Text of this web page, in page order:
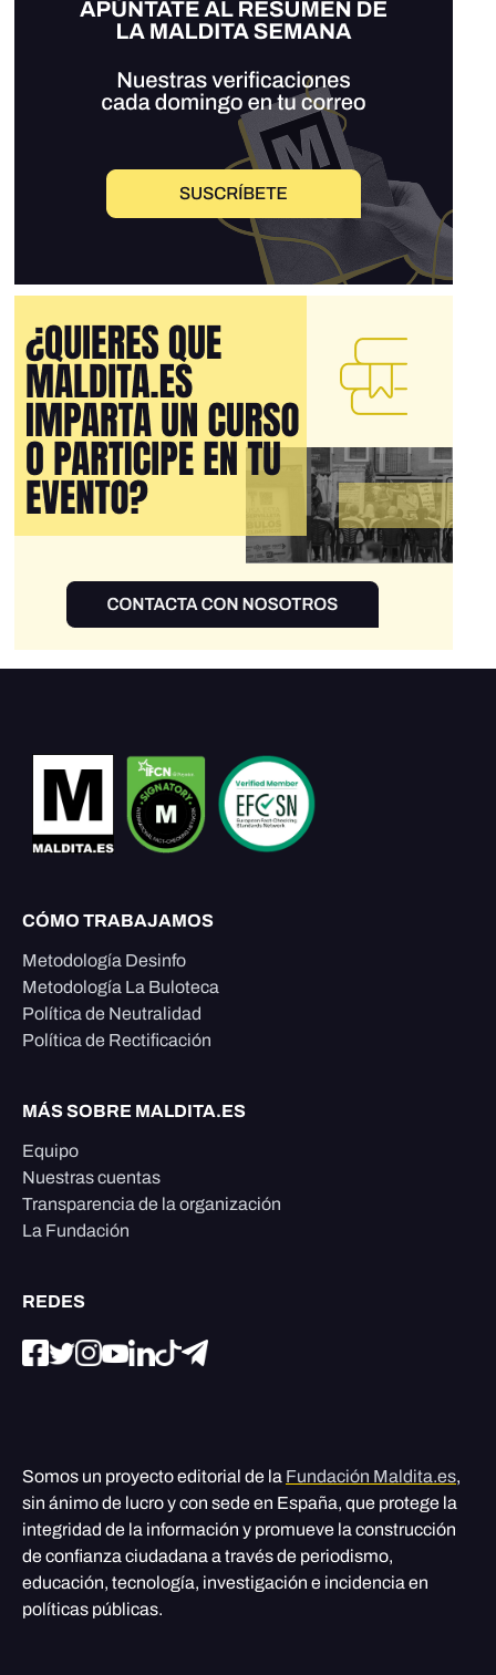
CÓMO TRABAJAMOS
Metodología Desinfo
Metodología La Buloteca
Política de Neutralidad
Política de Rectificación
MÁS SOBRE MALDITA.ES
Equipo
Nuestras cuentas
Transparencia de la organización
La Fundación
REDES
Somos un proyecto editorial de la Fundación Maldita.es,
sin ánimo de lucro y con sede en España, que protege la
integridad de la información y promueve la construcción
de confianza ciudadana a través de periodismo,
educación, tecnología, investigación e incidencia en
políticas públicas.